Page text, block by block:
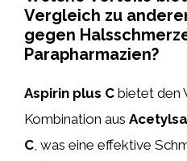
Vergleich zu
gegen
Parapharmazien?
Aspirin plus C bietet den
Kombination aus
C , was eine effektive